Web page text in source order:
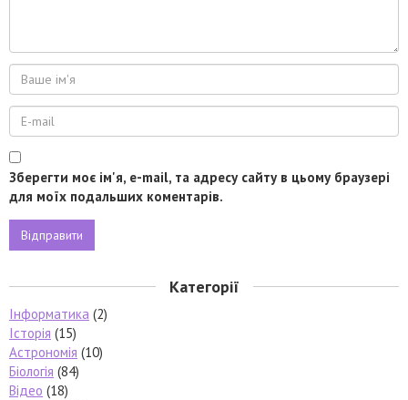
Зберегти моє ім'я, e-mail, та адресу сайту в цьому браузері
для моїх подальших коментарів.
Категорії
Інформатика (2)
Історія (15)
Астрономія (10)
Біологія (84)
Відео (18)